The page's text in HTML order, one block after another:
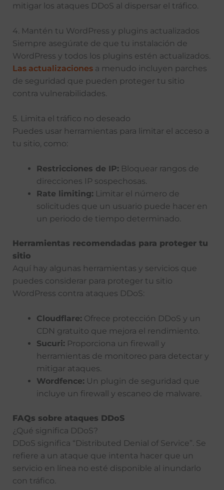
mitigar los ataques DDoS al dispersar el tráfico.
4. Mantén tu WordPress y plugins actualizados
Siempre asegúrate de que tu instalación de
WordPress y todos los plugins estén actualizados.
Las actualizacionesa menudo incluyen parches
de seguridad que pueden proteger tu sitio
contra vulnerabilidades.
5. Limita el tráfico no deseado
Puedes usar herramientas para limitar el acceso a
tu sitio, como:
Restricciones de IP: Bloquear rangos de
direcciones IP sospechosas.
Rate limiting: Limitar el número de
solicitudes que un usuario puede hacer en
un periodo de tiempo determinado.
Herramientas recomendadas para proteger tu
sitio
Aquí hay algunas herramientas y servicios que
puedes considerar para proteger tu sitio
WordPress contra ataques DDoS:
Cloudflare: Ofrece protección DDoS y un
CDN gratuito que mejora el rendimiento.
Sucuri: Proporciona un firewall y
herramientas de monitoreo para detectar y
mitigar ataques.
Wordfence: Un plugin de seguridad que
incluye un firewall y escaneo de malware.
FAQs sobre ataques DDoS
¿Qué significa DDoS?
DDoS significa “Distributed Denial of Service”. Se
refiere a un ataque que intenta hacer que un
servicio en línea no esté disponible al inundarlo
con tráfico.